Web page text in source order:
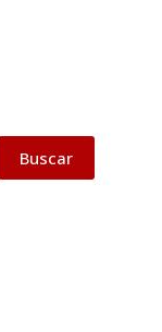
Buscar